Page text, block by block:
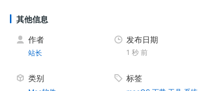
其他信息
作者
站长
发布日期
1 秒 前
类别 标签